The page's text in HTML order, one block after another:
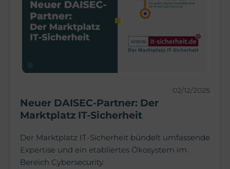
02/12/2025
Neuer DAISEC-Partner: Der
Marktplatz IT-Sicherheit
Der Marktplatz IT-Sicherheit bündelt umfassende
Expertise und ein etabliertes Ökosystem im
Bereich Cybersecurity.